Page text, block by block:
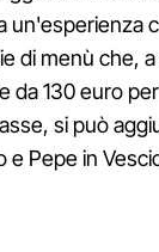
di menù che,
da 130 euro
si può
e Pepe in